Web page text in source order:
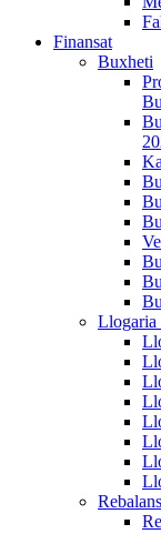
Finansat
Buxheti
Llogaria
Rebalans